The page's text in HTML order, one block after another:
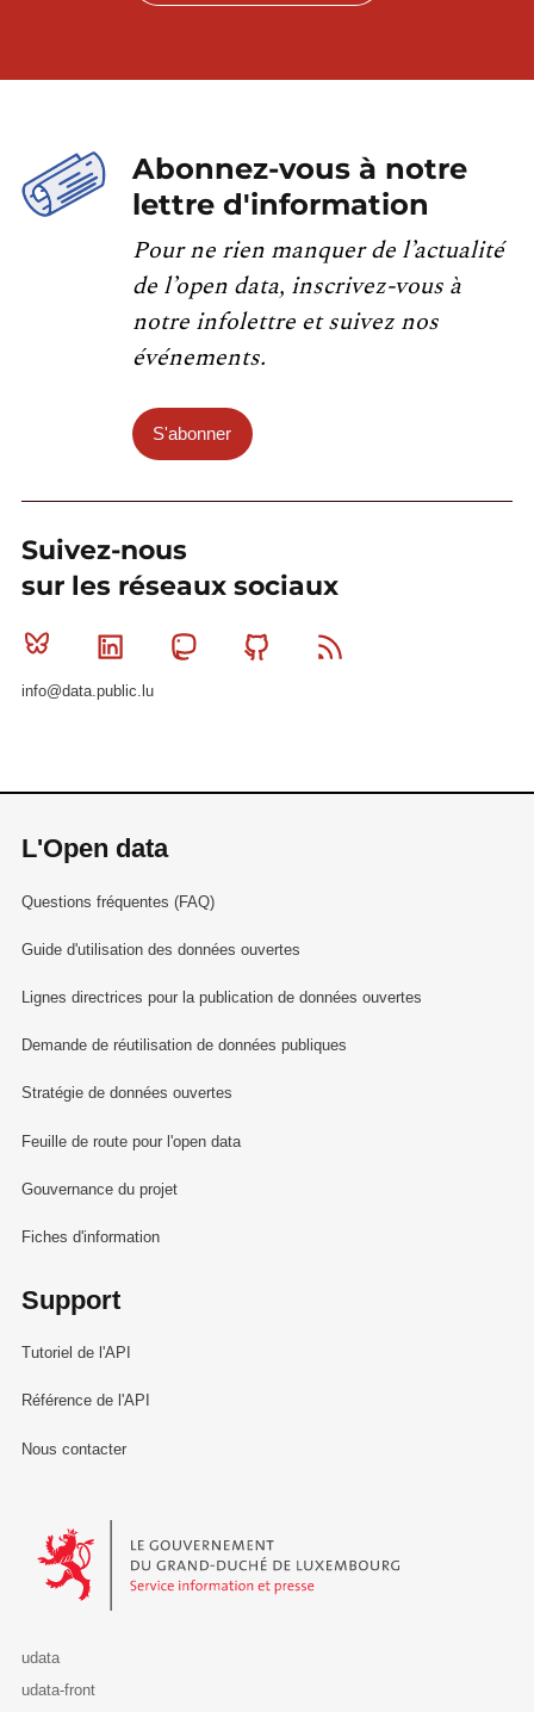
Abonnez-vous à notre
lettre d'information
Pour ne rien manquer de l’actualité
de l’open data, inscrivez-vous à
notre infolettre et suivez nos
événements.
S'abonner
Suivez-nous
sur les réseaux sociaux
Bluesky Linkedin MastodonGithub
info@data.public.lu
L'Open data
Questions fréquentes (FAQ)
Guide d'utilisation des données ouvertes
Lignes directrices pour la publication de données ouvertes
Demande de réutilisation de données publiques
Stratégie de données ouvertes
Feuille de route pour l'open data
Gouvernance du projet
Fiches d'information
Support
Tutoriel de l'API
Référence de l'API
Nous contacter
Le Gouvernement du Grand-Duché de Luxembourg - Service
udata
udata-front